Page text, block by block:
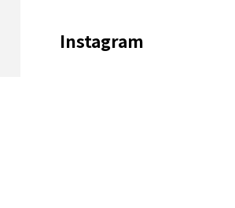
Instagram